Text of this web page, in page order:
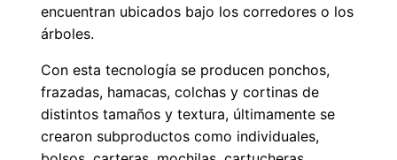
encuentran ubicados bajo los corredores o los
árboles.
Con esta tecnología se producen ponchos,
frazadas, hamacas, colchas y cortinas de
distintos tamaños y textura, últimamente se
crearon subproductos como individuales,